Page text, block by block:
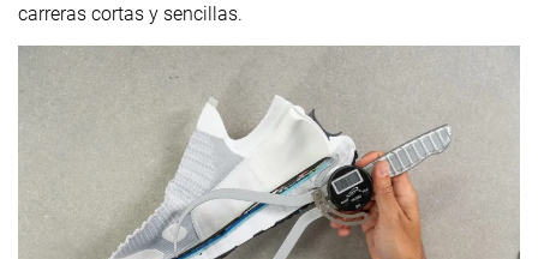
carreras cortas y sencillas.